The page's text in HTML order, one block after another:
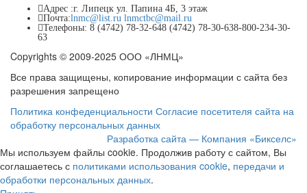
Адрес :г. Липецк ул. Папина 4Б, 3 этаж
Почта:lnmc@list.ru lnmctbc@mail.ru
Телефоны: 8 (4742) 78-32-648 (4742) 78-30-638-800-234-30-
63
Copyrights © 2009-2025 ООО «ЛНМЦ»
Все права защищены, копирование информации с сайта без
разрешения запрещено
Политика конфеденциальности Согласие посетителя сайта на
обработку персональных данных
Разработка сайта — Компания «Бикселс»
Мы используем файлы cookie. Продолжив работу с сайтом, Вы
соглашаетесь с политиками использования cookie, передачи и
обработки персональных данных.